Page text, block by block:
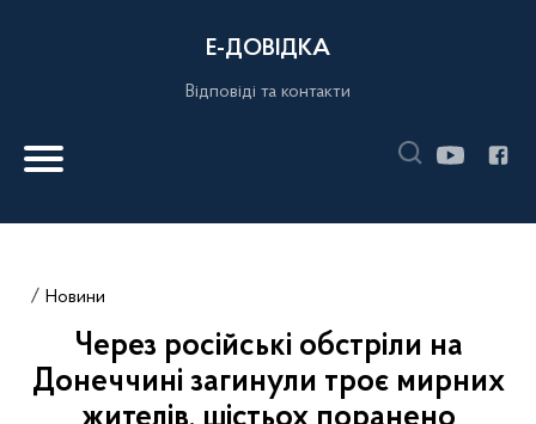
Е-ДОВІДКА
Відповіді та контакти
Новини
Через російські обстріли на
Донеччині загинули троє мирних